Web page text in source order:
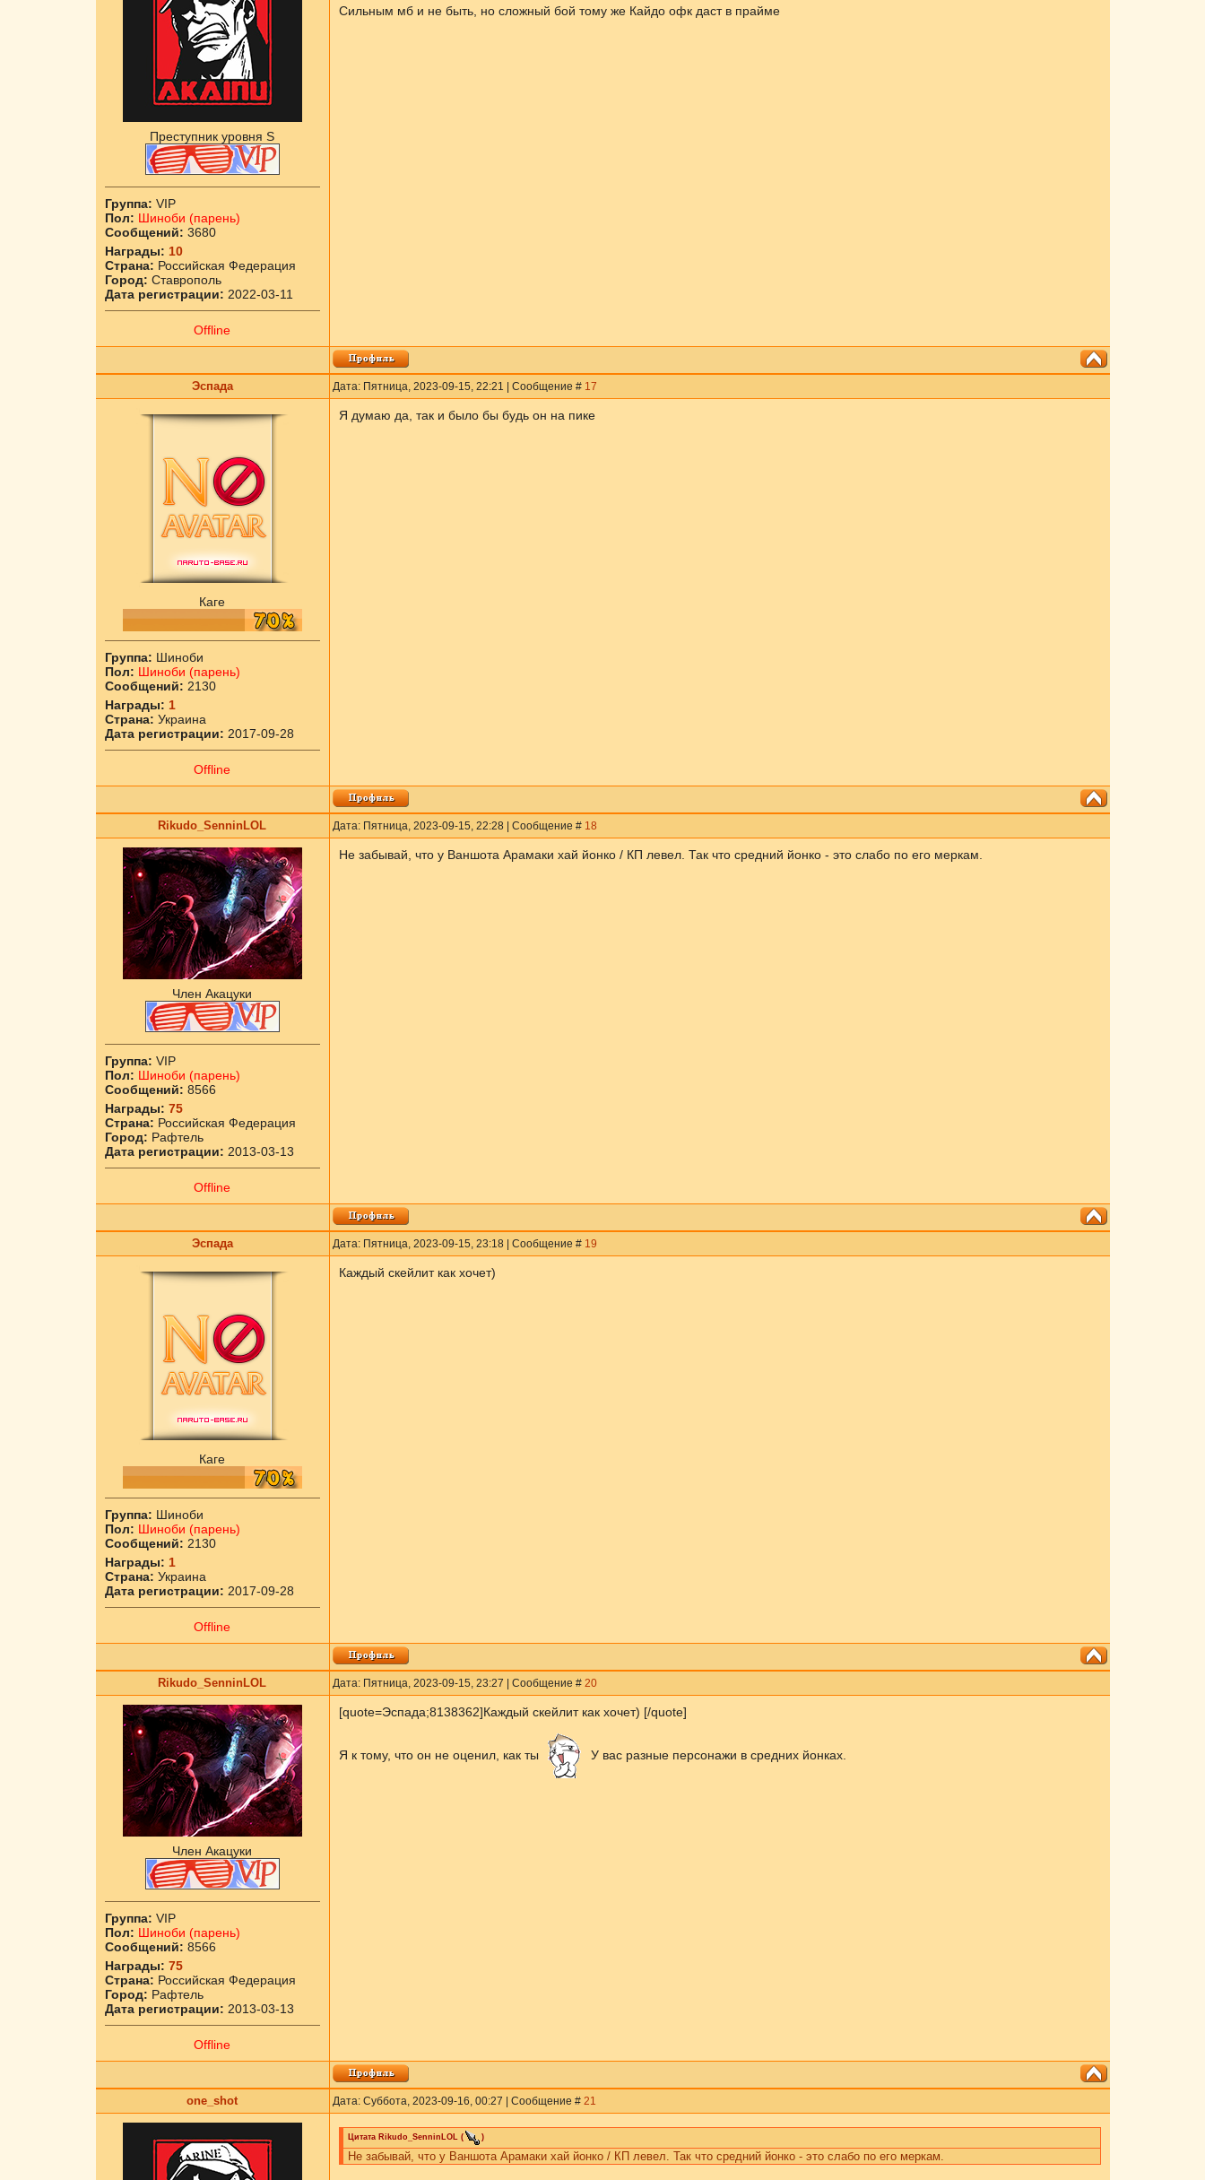
Преступник уровня S
Группа: VIP
Пол: Шиноби (парень)
Сообщений: 3680
Награды: 10
Страна: Российская Федерация
Город: Ставрополь
Дата регистрации: 2022-03-11
Offline
Сильным мб и не быть, но сложный бой тому же Кайдо офк даст в прайме
Эспада Дата: Пятница, 2023-09-15, 22:21 | Сообщение # 17
Каге
Группа: Шиноби
Пол: Шиноби (парень)
Сообщений: 2130
Награды: 1
Страна: Украина
Дата регистрации: 2017-09-28
Offline
Я думаю да, так и было бы будь он на пике
Rikudo_SenninLOL Дата: Пятница, 2023-09-15, 22:28 | Сообщение # 18
Член Акацуки
Группа: VIP
Пол: Шиноби (парень)
Сообщений: 8566
Награды: 75
Страна: Российская Федерация
Город: Рафтель
Дата регистрации: 2013-03-13
Offline
Не забывай, что у Ваншота Арамаки хай йонко / КП левел. Так что средний йонко - это слабо по его меркам.
Эспада Дата: Пятница, 2023-09-15, 23:18 | Сообщение # 19
Каге
Группа: Шиноби
Пол: Шиноби (парень)
Сообщений: 2130
Награды: 1
Страна: Украина
Дата регистрации: 2017-09-28
Offline
Каждый скейлит как хочет)
Rikudo_SenninLOL Дата: Пятница, 2023-09-15, 23:27 | Сообщение # 20
Член Акацуки
Группа: VIP
Пол: Шиноби (парень)
Сообщений: 8566
Награды: 75
Страна: Российская Федерация
Город: Рафтель
Дата регистрации: 2013-03-13
Offline
[quote=Эспада;8138362]Каждый скейлит как хочет) [/quote]
Я к тому, что он не оценил, как ты У вас разные персонажи в средних йонках.
one_shot Дата: Суббота, 2023-09-16, 00:27 | Сообщение # 21
Цитата Rikudo_SenninLOL( )
Не забывай, что у Ваншота Арамаки хай йонко / КП левел. Так что средний йонко - это слабо по его меркам.